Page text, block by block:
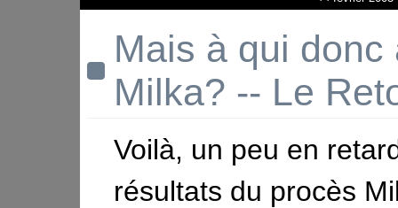
Mais à qui donc
Milka? -- Le
Voilà, un peu en
résultats du procès